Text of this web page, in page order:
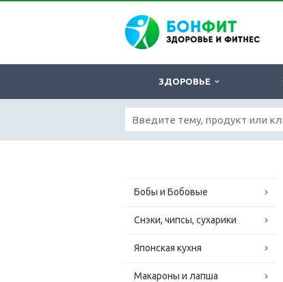
ЗДОРОВЬЕ
Бобы и Бобовые
Снэки, чипсы, сухарики
Японская кухня
Макароны и лапша